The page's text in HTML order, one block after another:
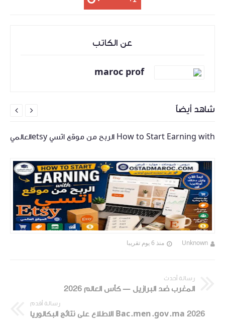
عن الكاتب
maroc prof
شاهد أيضاً
How to Start Earning with الربح من موقع اتسي etsyالعالمي
Unknown منذ 6 يوم تقريبا


رسالة أحدث
المغرب ضد البرازيل — كأس العالم 2026
رسالة أقدم
Bac.men.gov.ma 2026 الاطلاع على نتائج البكالوريا